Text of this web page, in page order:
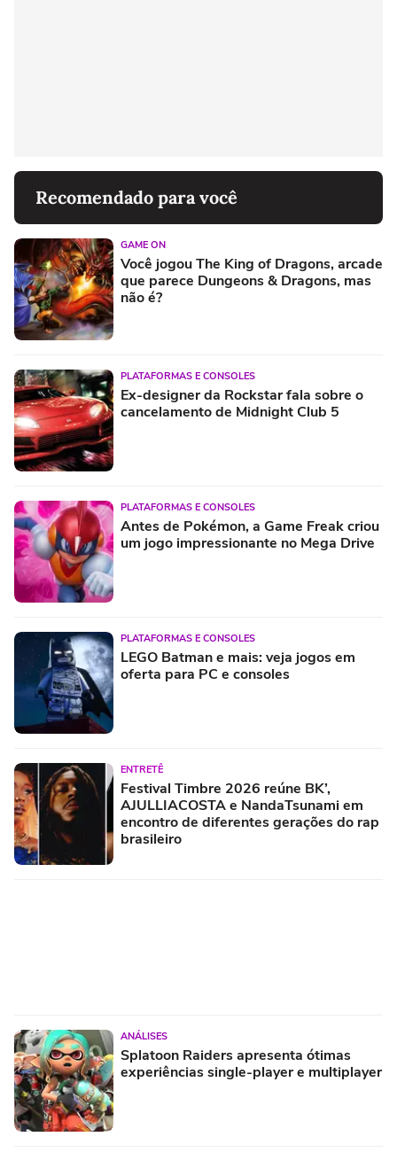
Recomendado para você
GAME ON
Você jogou The King of Dragons, arcade
que parece Dungeons & Dragons, mas
não é?
PLATAFORMAS E CONSOLES
Ex-designer da Rockstar fala sobre o
cancelamento de Midnight Club 5
PLATAFORMAS E CONSOLES
Antes de Pokémon, a Game Freak criou
um jogo impressionante no Mega Drive
PLATAFORMAS E CONSOLES
LEGO Batman e mais: veja jogos em
oferta para PC e consoles
ENTRETÊ
Festival Timbre 2026 reúne BK’,
AJULLIACOSTA e NandaTsunami em
encontro de diferentes gerações do rap
brasileiro
ANÁLISES
Splatoon Raiders apresenta ótimas
experiências single-player e multiplayer